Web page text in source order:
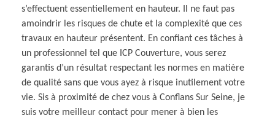
s’effectuent essentiellement en hauteur. Il ne faut pas
amoindrir les risques de chute et la complexité que ces
travaux en hauteur présentent. En confiant ces tâches à
un professionnel tel que ICP Couverture, vous serez
garantis d’un résultat respectant les normes en matière
de qualité sans que vous ayez à risque inutilement votre
vie. Sis à proximité de chez vous à Conflans Sur Seine, je
suis votre meilleur contact pour mener à bien les